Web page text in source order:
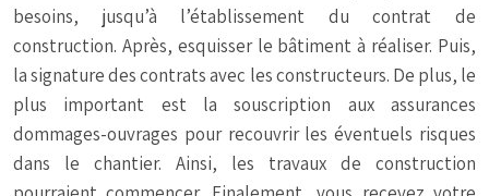
besoins, jusqu’à l’établissement du contrat de
construction. Après, esquisser le bâtiment à réaliser. Puis,
la signature des contrats avec les constructeurs. De plus, le
plus important est la souscription aux assurances
dommages-ouvrages pour recouvrir les éventuels risques
dans le chantier. Ainsi, les travaux de construction